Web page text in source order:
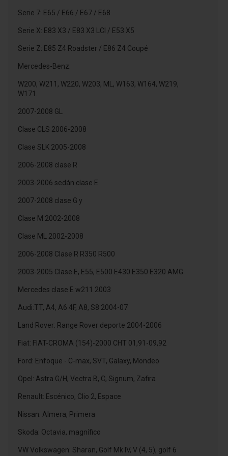
Serie 7: E65 / E66 / E67 / E68
Serie X: E83 X3 / E83 X3 LCI / E53 X5
Serie Z: E85 Z4 Roadster / E86 Z4 Coupé
Mercedes-Benz:
W200, W211, W220, W203, ML, W163, W164, W219,
W171.
2007-2008 GL
Clase CLS 2006-2008
Clase SLK 2005-2008
2006-2008 clase R
2003-2006 sedán clase E
2007-2008 clase G y
Clase M 2002-2008
Clase ML 2002-2008
2006-2008 Clase R R350 R500
2003-2005 Clase E, E55, E500 E430 E350 E320 AMG.
Mercedes clase E w211 2003
Audi:TT, A4, A6 4F, A8, S8 2004-07
Land Rover: Range Rover deporte 2004-2006
Fiat: FIAT-CROMA (154)-2000 CHT 01,91-09,92
Ford: Enfoque - C-max, SVT, Galaxy, Mondeo
Opel: Astra G/H, Vectra B, C, Signum, Zafira
Renault: Escénico, Clio 2, Espace
Nissan: Almera, Primera
Skoda: Octavia, magnífico
VW Volkswagen: Sharan, Golf Mk IV, V (4, 5), golf 6